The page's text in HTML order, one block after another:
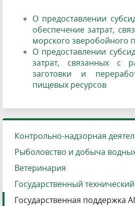
О предоставлении
обеспечение затрат,
морского зверобойного
О предоставлении
затрат, связанных с
заготовки и
пищевых ресурсов
Контрольно-надзорная
Рыболовство и добыча
Ветеринария
Государственный
Государственная поддержка